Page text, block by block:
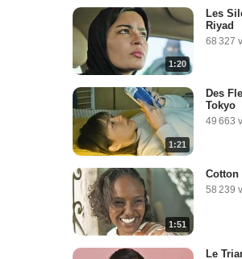
1:20
Les
Riyad
68 327
1:21
Des
Tokyo
49 663
1:51
Cotton
58 239
Le